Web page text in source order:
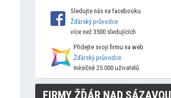
Sledujte nás na facebooku
Žďárský průvodce
více než 3500 sledujících
Přidejte svoji firmu na web
Žďárský průvodce
měsíčně 25 000 uživatelů
FIRMY ŽĎÁR NAD SÁZAVOU